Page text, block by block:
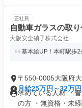
正社員
⾃動⾞ガラスの取
大阪安全硝子株式会社
基本給UP！本町駅歩2
〒550-0005大阪府
月給25万円～32万円
求めている人材 ・
の方 ・無資格・未経